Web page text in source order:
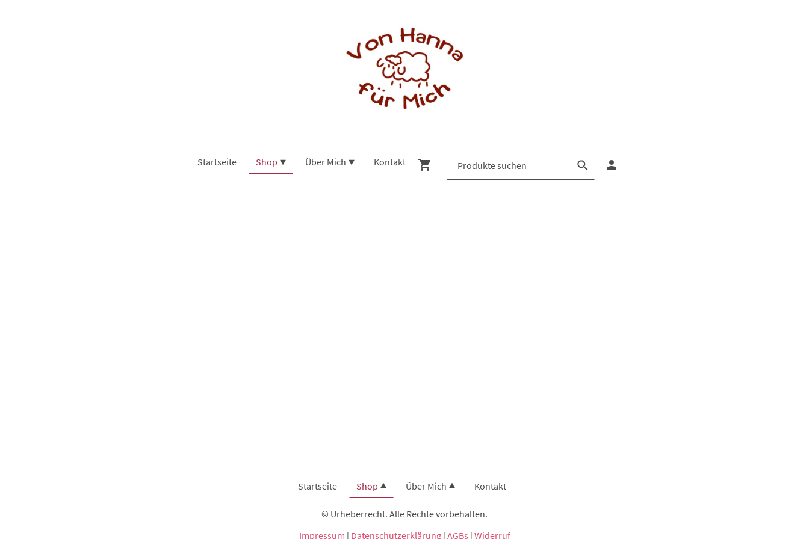
Startseite Shop Über Mich Kontakt
Startseite Shop Über Mich Kontakt
© Urheberrecht. Alle Rechte vorbehalten.
Impressum | Datenschutzerklärung| AGBs | Widerruf